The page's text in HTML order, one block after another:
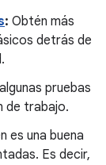
: Obtén más
detrás de
pruebas
de trabajo.
es una buena
Es decir,